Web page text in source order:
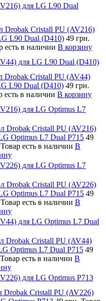
для LG L90 Dual
Drobak Cristall PU (AV216)
L90 Dual (D410) 49 грн.
есть в наличии В корзину
для LG L90 Dual (D410)
Drobak Cristall PU (AV44)
L90 Dual (D410) 49 грн.
есть в наличии В корзину
для LG Optimus L7
Drobak Cristall PU (AV216)
Optimus L7 Dual P715 49
Товар есть в наличии В
для LG Optimus L7
Drobak Cristall PU (AV226)
Optimus L7 Dual P715 49
Товар есть в наличии В
для LG Optimus L7 Dual
Drobak Cristall PU (AV44)
Optimus L7 Dual P715 49
Товар есть в наличии В
для LG Optimus P713
Drobak Cristall PU (AV226)